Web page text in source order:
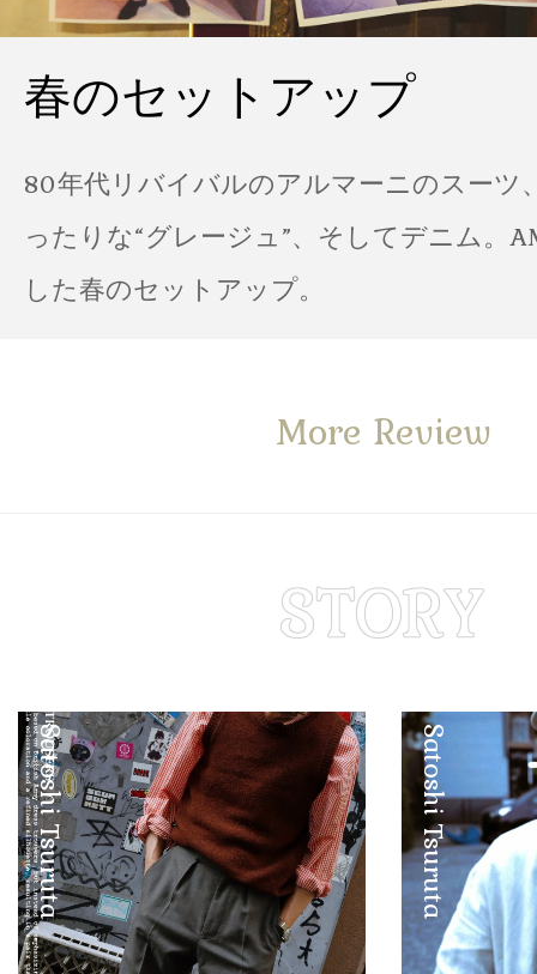
春のセットアップ
80年代リバイバルのアルマーニのスーツ
ったりな“グレージュ”、そしてデニム。
した春のセットアップ。
More Review
Satoshi Tsuruta Satoshi Tsuruta